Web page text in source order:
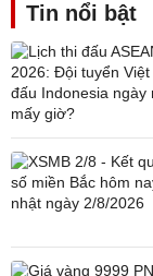
Tin nổi bật